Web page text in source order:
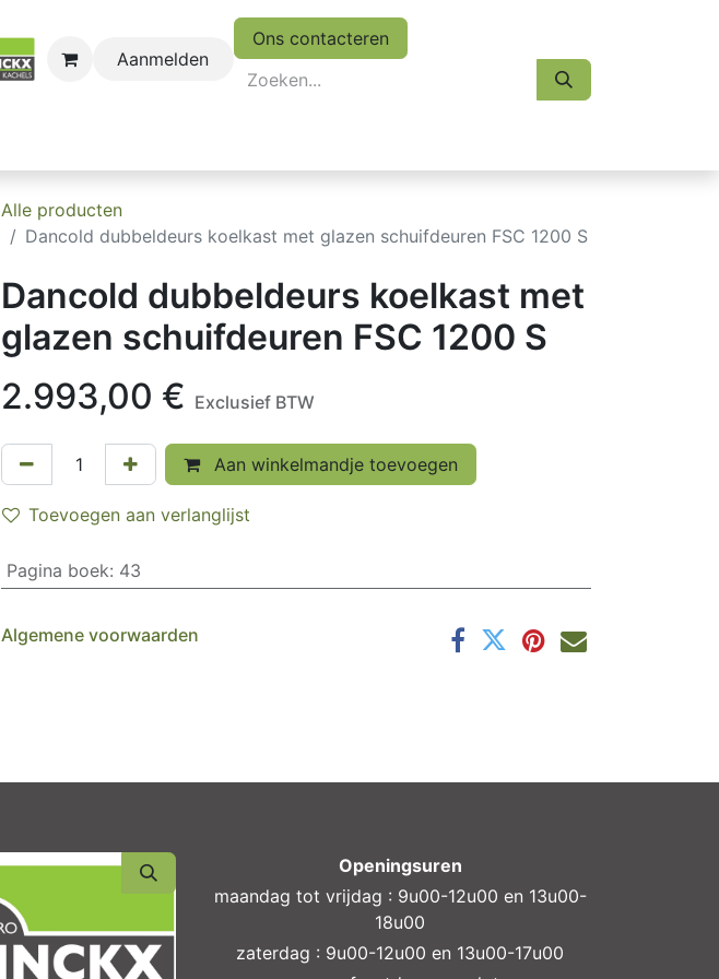
Aanmelden
Ons contacteren
Alle producten
Dancold dubbeldeurs koelkast met glazen schuifdeuren FSC 1200 S
Dancold dubbeldeurs koelkast met
glazen schuifdeuren FSC 1200 S
2.993,00 € Exclusief BTW
Aan winkelmandje toevoegen
Toevoegen aan verlanglijst
Pagina boek: 43
Algemene voorwaarden
Openingsuren
maandag tot vrijdag : 9u00-12u00 en 13u00-
18u00
zaterdag : 9u00-12u00 en 13u00-17u00